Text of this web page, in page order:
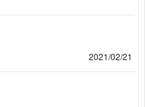
2021/02/21